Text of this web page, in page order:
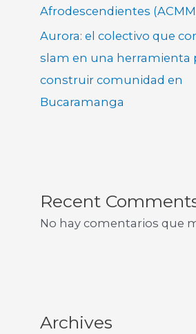
Afrodescendientes
Aurora: el colectivo que
slam en una herramienta
construir comunidad en
Bucaramanga
Recent
No hay comentarios que
Archives